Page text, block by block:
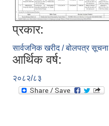
प्रकार:
सार्वजनिक खरीद / बोलपत्र सूचना
आर्थिक वर्ष:
२०८२/८३